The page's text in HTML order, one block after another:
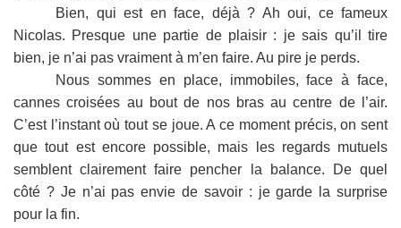
Bien, qui est en face, déjà ? Ah oui, ce fameux
Nicolas. Presque une partie de plaisir : je sais qu’il tire
bien, je n’ai pas vraiment à m’en faire. Au pire je perds.
Nous sommes en place, immobiles, face à face,
cannes croisées au bout de nos bras au centre de l’air.
C’est l’instant où tout se joue. A ce moment précis, on sent
que tout est encore possible, mais les regards mutuels
semblent clairement faire pencher la balance. De quel
côté ? Je n’ai pas envie de savoir : je garde la surprise
pour la fin.